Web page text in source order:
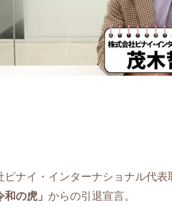
ピナイ・インターナショナル代
和の虎」 からの引退宣言。